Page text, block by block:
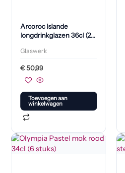
Arcoroc Islande
longdrinkglazen 36cl (24
Glaswerk
€50,99
Toevoegen aan
winkelwagen